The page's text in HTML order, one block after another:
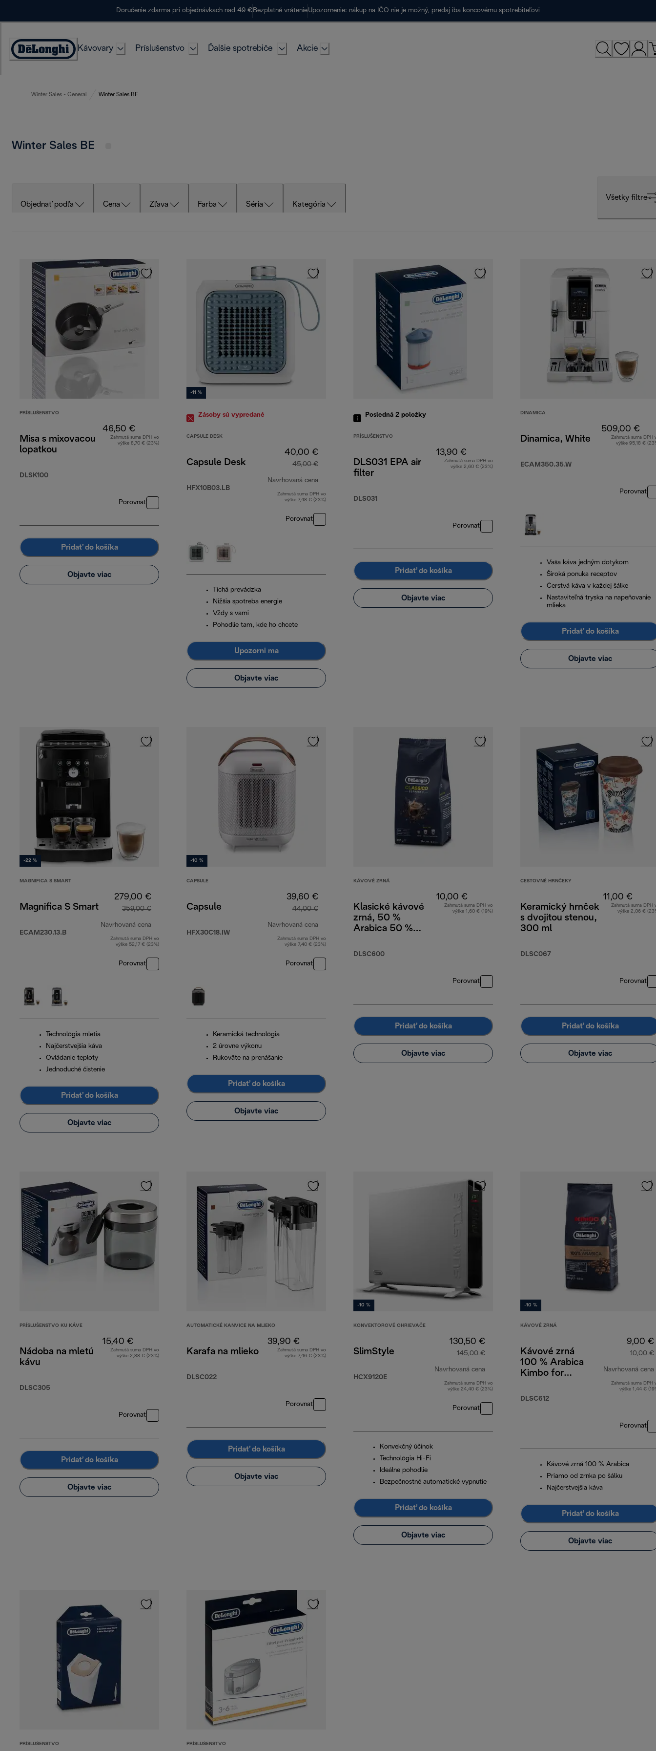
Doručenie zdarma pri objednávkach nad 49 € Bezplatné vrátenieUpozornenie: nákup na IČO nie je možný, predaj iba koncovému spotrebiteľovi
Accessibility
Kávovary Príslušenstvo Ďalšie spotrebiče Akcie
Winter Sales - General Winter Sales BE
Winter Sales BE
Objednať podľa Cena Zľava Farba Séria Kategória
Všetky filtre
PRÍSLUŠENSTVO
Misa s mixovacou
lopatkou
DLSK100
46,50 €
Zahrnutá suma DPH vo
výške 8,70 € (23%)
Porovnať
Pridať do košíka
Objavte viac
-11 %
Zásoby sú vypredané
CAPSULE DESK
Capsule Desk
HFX10B03.LB
40,00 €
45,00 €
Navrhovaná cena
pôvodná cena 45,00 €
Zahrnutá suma DPH vo
výške 7,48 € (23%)
Porovnať
Tichá prevádzka
Nižšia spotreba energie
Vždy s vami
Pohodlie tam, kde ho chcete
Upozorni ma
Objavte viac
Posledná 2 položky
PRÍSLUŠENSTVO
DLS031 EPA air
filter
DLS031
13,90 €
Zahrnutá suma DPH vo
výške 2,60 € (23%)
Porovnať
Pridať do košíka
Objavte viac
DINAMICA
Dinamica, White
ECAM350.35.W
509,00 €
Zahrnutá suma DPH
výške 95,18 €
Porovnať
Vaša káva jedným dotykom
Široká ponuka receptov
Čerstvá káva v každej šálke
Nastaviteľná tryska na napeňovanie
mlieka
Pridať do košíka
Objavte viac
-22 %
MAGNIFICA S SMART
Magnifica S Smart
ECAM230.13.B
279,00 €
359,00 €
Navrhovaná cena
pôvodná cena 359,00 €
Zahrnutá suma DPH vo
výške 52,17 € (23%)
Porovnať
Technológia mletia
Najčerstvejšia káva
Ovládanie teploty
Jednoduché čistenie
Pridať do košíka
Objavte viac
-10 %
CAPSULE
Capsule
HFX30C18.IW
39,60 €
44,00 €
Navrhovaná cena
pôvodná cena 44,00 €
Zahrnutá suma DPH vo
výške 7,40 € (23%)
Porovnať
Keramická technológia
2 úrovne výkonu
Rukoväte na prenášanie
Pridať do košíka
Objavte viac
KÁVOVÉ ZRNÁ
Klasické kávové
zrná, 50 %
Arabica 50 %
DLSC600
10,00 €
Zahrnutá suma DPH vo
výške 1,60 € (19%)
Porovnať
Pridať do košíka
Objavte viac
CESTOVNÉ HRNČEKY
Keramický hrnček
s dvojitou stenou,
300 ml
DLSC067
11,00 €
Zahrnutá suma DPH
výške 2,06 €
Porovnať
Pridať do košíka
Objavte viac
PRÍSLUŠENSTVO KU KÁVE
Nádoba na mletú
kávu
DLSC305
15,40 €
Zahrnutá suma DPH vo
výške 2,88 € (23%)
Porovnať
Pridať do košíka
Objavte viac
AUTOMATICKÉ KANVICE NA MLIEKO
Karafa na mlieko
DLSC022
39,90 €
Zahrnutá suma DPH vo
výške 7,46 € (23%)
Porovnať
Pridať do košíka
Objavte viac
-10 %
KONVEKTOROVÉ OHRIEVAČE
SlimStyle
HCX9120E
130,50 €
145,00 €
Navrhovaná cena
pôvodná cena 145,00 €
Zahrnutá suma DPH vo
výške 24,40 € (23%)
Porovnať
Konvekčný účinok
Technológia Hi-Fi
Ideálne pohodlie
Bezpečnostné automatické vypnutie
Pridať do košíka
Objavte viac
-10 %
KÁVOVÉ ZRNÁ
Kávové zrná
100 % Arabica
Kimbo for
DLSC612
9,00 €
10,00 €
Navrhovaná cena
Zahrnutá suma DPH
výške 1,44 €
Porovnať
Kávové zrná 100 % Arabica
Priamo od zrnka po šálku
Najčerstvejšia káva
Pridať do košíka
Objavte viac
PRÍSLUŠENSTVO PRÍSLUŠENSTVO